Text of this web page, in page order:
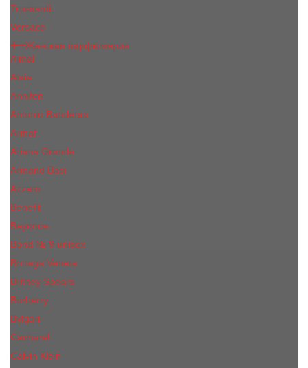
Trussardi
Versace
Женская парфюмерия
Ajmal
Alaia
Annifen
Antonio Banderas
Armaf
Ariana Grande
Armand Basi
Azzaro
Benefit
Beyonce
Bond № 9 unisex
Bottega Veneta
Britney Spears
Burberry
Bvlgari
Cacharel
Calvin Klein